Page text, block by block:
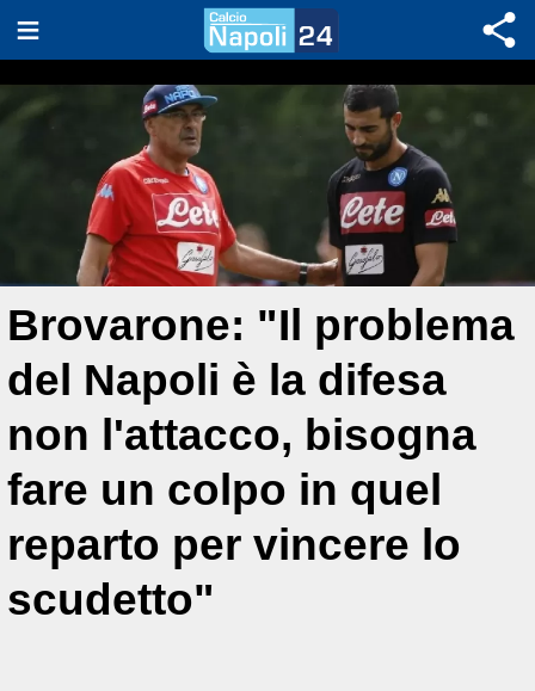
Brovarone: "Il problema
del Napoli è la difesa
non l'attacco, bisogna
fare un colpo in quel
reparto per vincere lo
scudetto"